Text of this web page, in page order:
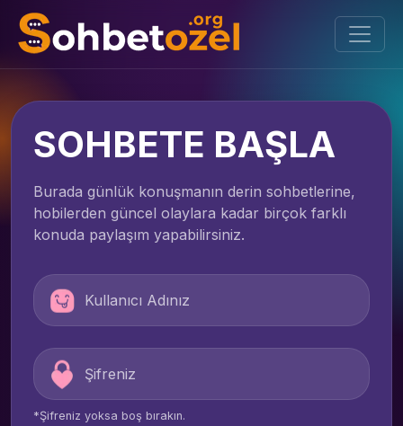
SOHBETE BAŞLA
Burada günlük konuşmanın derin sohbetlerine,
hobilerden güncel olaylara kadar birçok farklı
konuda paylaşım yapabilirsiniz.
*Şifreniz yoksa boş bırakın.